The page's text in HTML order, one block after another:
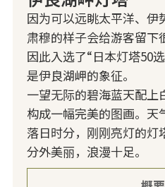
因为可以远眺太平洋、伊
肃穆的样子会给游客留下
因此入选了“日本灯塔50选
是伊良湖岬的象征。
一望无际的碧海蓝天配上
构成一幅完美的图画。天
落日时分，刚刚亮灯的灯
分外美丽，浪漫十足。